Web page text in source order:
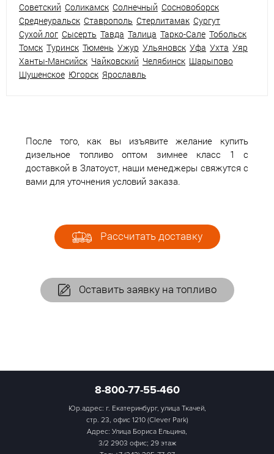
Советский Соликамск Солнечный Сосновоборск
Среднеуральск Ставрополь Стерлитамак Сургут
Сухой лог Сысерть Тавда Талица Тарко-Сале Тобольск
Томск Туринск Тюмень Ужур Ульяновск Уфа Ухта Уяр
Ханты-Мансийск Чайковский Челябинск Шарыпово
Шушенское Югорск Ярославль
После того, как вы изъявите желание купить
дизельное топливо оптом зимнее класс 1 с
доставкой в Златоуст, наши менеджеры свяжутся с
вами для уточнения условий заказа.
Рассчитать доставку
Оставить заявку на топливо
8-800-77-55-460
Юр.адрес: г. Екатеринбург, улица Ткачей,
стр. 23, офис 1210 (Clever Park)
Адрес: Улица Бориса Ельцина,
3/2 2903 офис; 29 этаж